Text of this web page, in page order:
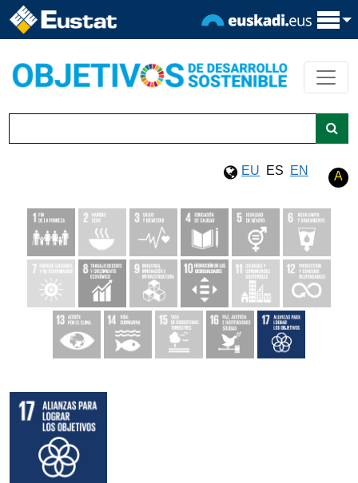
EU ES EN A